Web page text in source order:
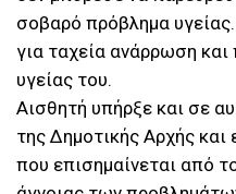
σοβαρό πρόβλημα
για ταχεία ανάρρωση
υγείας του.
Αισθητή υπήρξε και σε
της Δημοτικής Αρχής
που επισημαίνεται από